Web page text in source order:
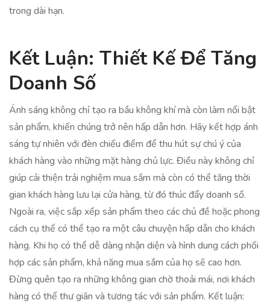
trong dài hạn.
Kết Luận: Thiết Kế Để Tăng
Doanh Số
Ánh sáng không chỉ tạo ra bầu không khí mà còn làm nổi bật
sản phẩm, khiến chúng trở nên hấp dẫn hơn. Hãy kết hợp ánh
sáng tự nhiên với đèn chiếu điểm để thu hút sự chú ý của
khách hàng vào những mặt hàng chủ lực. Điều này không chỉ
giúp cải thiện trải nghiệm mua sắm mà còn có thể tăng thời
gian khách hàng lưu lại cửa hàng, từ đó thúc đẩy doanh số.
Ngoài ra, việc sắp xếp sản phẩm theo các chủ đề hoặc phong
cách cụ thể có thể tạo ra một câu chuyện hấp dẫn cho khách
hàng. Khi họ có thể dễ dàng nhận diện và hình dung cách phối
hợp các sản phẩm, khả năng mua sắm của họ sẽ cao hơn.
Đừng quên tạo ra những không gian chờ thoải mái, nơi khách
hàng có thể thư giãn và tương tác với sản phẩm. Kết luận: